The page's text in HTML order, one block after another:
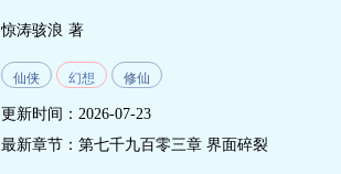
惊涛骇浪 著
仙侠 幻想 修仙
更新时间：2026-07-23
最新章节： 第七千九百零三章 界面碎裂